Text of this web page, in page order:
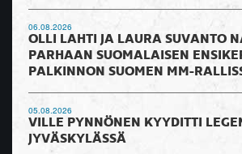
06.08.2026
OLLI LAHTI JA LAURA SUVANTO
PARHAAN SUOMALAISEN
PALKINNON SUOMEN MM-
05.08.2026
VILLE PYNNÖNEN KYYDITTI
JYVÄSKYLÄSSÄ